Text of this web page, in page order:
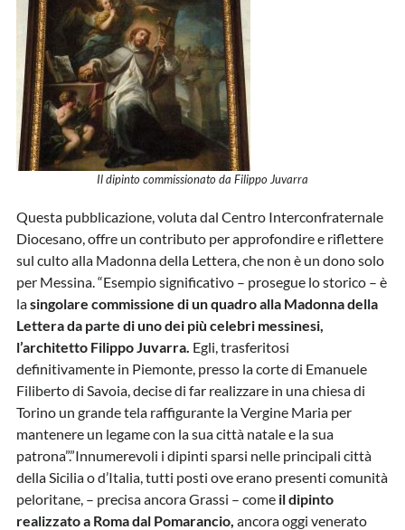
Il dipinto commissionato da Filippo Juvarra
Questa pubblicazione, voluta dal Centro Interconfraternale
Diocesano, offre un contributo per approfondire e riflettere
sul culto alla Madonna della Lettera, che non è un dono solo
per Messina. “Esempio significativo – prosegue lo storico – è
lasingolare commissione di un quadro alla Madonna della
Lettera da parte di uno dei più celebri messinesi,
l’architetto Filippo Juvarra. Egli, trasferitosi
definitivamente in Piemonte, presso la corte di Emanuele
Filiberto di Savoia, decise di far realizzare in una chiesa di
Torino un grande tela raffigurante la Vergine Maria per
mantenere un legame con la sua città natale e la sua
patrona”.”Innumerevoli i dipinti sparsi nelle principali città
della Sicilia o d’Italia, tutti posti ove erano presenti comunità
peloritane, – precisa ancora Grassi – come il dipinto
realizzato a Roma dal Pomarancio, ancora oggi venerato